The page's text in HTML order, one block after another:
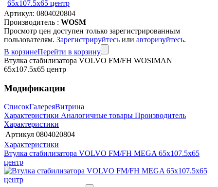
Артикул: 0804020804
Производитель : WOSM
Просмотр цен доступен только зарегистрированным
пользователям. Зарегистрируйтесь или авторизуйтесь.
В корзинеПерейти в корзину
Втулка стабилизатора VOLVO FM/FH WOSIMAN
65x107.5x65 центр
Модификации
СписокГалереяВитрина
Характеристики Аналогичные товары Производитель
Характеристики
Артикул 0804020804
Характеристики
Втулка стабилизатора VOLVO FM/FH MEGA 65x107.5x65
центр